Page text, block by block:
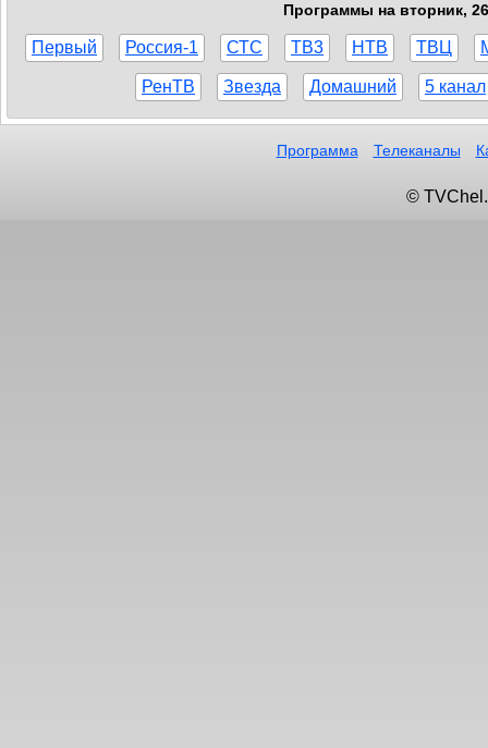
Программы на вторник,
Первый Россия-1 СТС ТВ3 НТВ ТВЦ
РенТВ Звезда Домашний 5 канал
Программа Телеканалы
©